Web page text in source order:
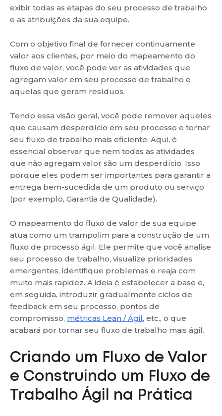
exibir todas as etapas do seu processo de trabalho
e as atribuições da sua equipe.
Com o objetivo final de fornecer continuamente
valor aos clientes, por meio do mapeamento do
fluxo de valor, você pode ver as atividades que
agregam valor em seu processo de trabalho e
aquelas que geram resíduos.
Tendo essa visão geral, você pode remover aqueles
que causam desperdício em seu processo e tornar
seu fluxo de trabalho mais eficiente. Aqui, é
essencial observar que nem todas as atividades
que não agregam valor são um desperdício. Isso
porque eles podem ser importantes para garantir a
entrega bem-sucedida de um produto ou serviço
(por exemplo, Garantia de Qualidade).
O mapeamento do fluxo de valor de sua equipe
atua como um trampolim para a construção de um
fluxo de processo ágil. Ele permite que você analise
seu processo de trabalho, visualize prioridades
emergentes, identifique problemas e reaja com
muito mais rapidez. A ideia é estabelecer a base e,
em seguida, introduzir gradualmente ciclos de
feedback em seu processo, pontos de
compromisso, métricas Lean / Ágil, etc., o que
acabará por tornar seu fluxo de trabalho mais ágil.
Criando um Fluxo de Valor
e Construindo um Fluxo de
Trabalho Ágil na Prática